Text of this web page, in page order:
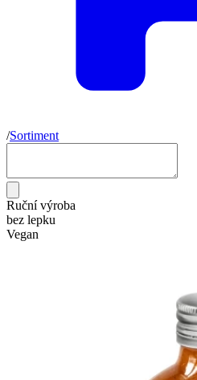
/Sortiment
Ruční výroba
bez lepku
Vegan